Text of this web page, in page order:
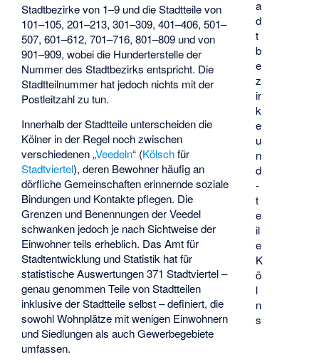
a
d
t
b
e
z
ir
k
e
u
n
d
-
t
e
il
e
K
ö
l
n
s
Stadtbezirke von 1–9 und die Stadtteile von
101–105, 201–213, 301–309, 401–406, 501–
507, 601–612, 701–716, 801–809 und von
901–909, wobei die Hunderterstelle der
Nummer des Stadtbezirks entspricht. Die
Stadtteilnummer hat jedoch nichts mit der
Postleitzahl zu tun.
Innerhalb der Stadtteile unterscheiden die
Kölner in der Regel noch zwischen
verschiedenen „Veedeln“ (Kölschfür
Stadtviertel), deren Bewohner häufig an
dörfliche Gemeinschaften erinnernde soziale
Bindungen und Kontakte pflegen. Die
Grenzen und Benennungen der Veedel
schwanken jedoch je nach Sichtweise der
Einwohner teils erheblich. Das Amt für
Stadtentwicklung und Statistik hat für
statistische Auswertungen 371 Stadtviertel –
genau genommen Teile von Stadtteilen
inklusive der Stadtteile selbst – definiert, die
sowohl Wohnplätze mit wenigen Einwohnern
und Siedlungen als auch Gewerbegebiete
umfassen.